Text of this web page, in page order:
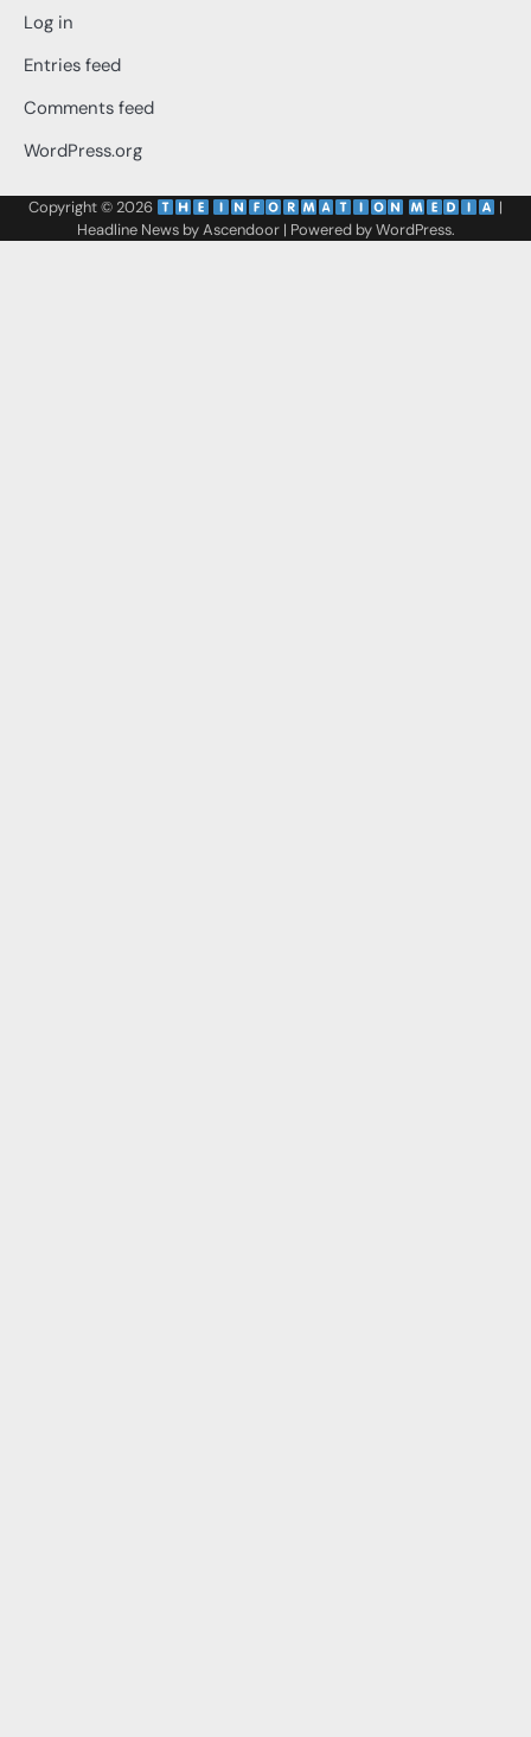
Log in
Entries feed
Comments feed
WordPress.org
Copyright © 2026
|
Headline News byAscendoor| Powered byWordPress.